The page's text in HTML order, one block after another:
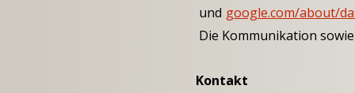
und google.com/about/
Die Kommunikation
Kontakt